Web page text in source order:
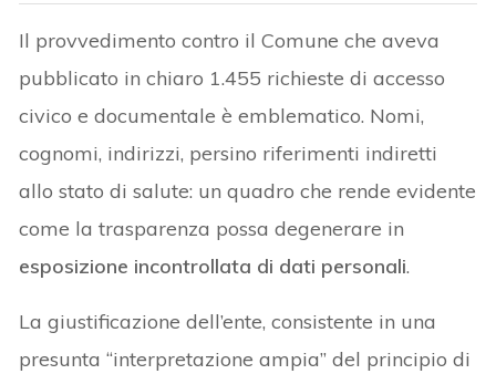
Il provvedimento contro il Comune che aveva
pubblicato in chiaro 1.455 richieste di accesso
civico e documentale è emblematico. Nomi,
cognomi, indirizzi, persino riferimenti indiretti
allo stato di salute: un quadro che rende evidente
come la trasparenza possa degenerare in
esposizione incontrollata di dati personali.
La giustificazione dell’ente, consistente in una
presunta “interpretazione ampia” del principio di